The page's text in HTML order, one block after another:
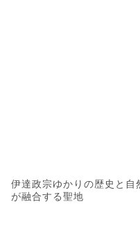
伊達政宗ゆかりの歴史と自
が融合する聖地